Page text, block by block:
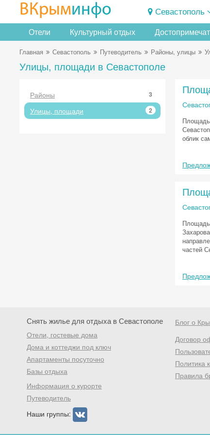
ВКрыминфо Севастополь
Отели Культурный отдых
Главная Севастополь Путеводитель Районы, улицы
Улицы, площади в Севастополе
Районы 3
Улицы, площади 2
Площадь
облик
Площадь
частей
Снять жилье для отдыха в Севастополе
Отели, гостевые дома
Дома и коттеджи под ключ
Апартаменты посуточно
Базы отдыха
Информация о курорте
Путеводитель
Наши группы:
Блог о
Договор
Политика
Правила